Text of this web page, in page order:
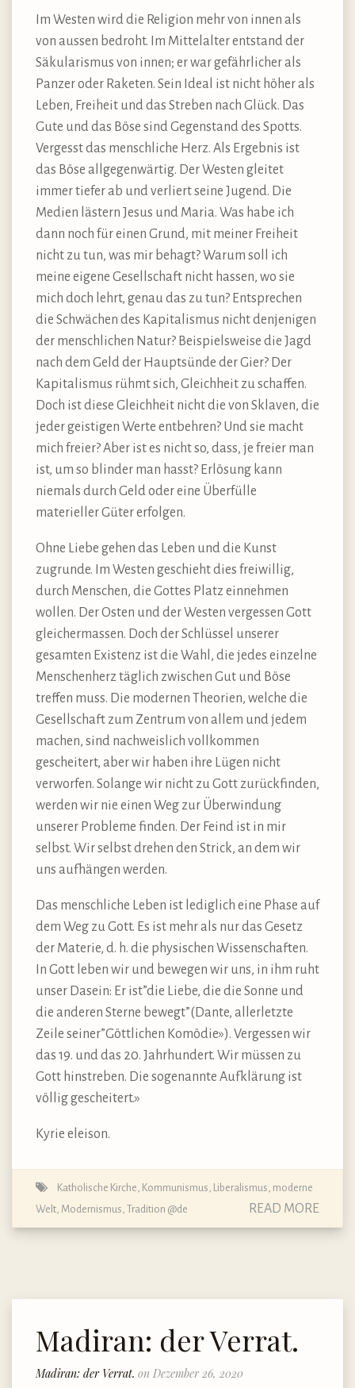
Im Westen wird die Religion mehr von innen als
von aussen bedroht. Im Mittelalter entstand der
Säkularismus von innen; er war gefährlicher als
Panzer oder Raketen. Sein Ideal ist nicht höher als
Leben, Freiheit und das Streben nach Glück. Das
Gute und das Böse sind Gegenstand des Spotts.
Vergesst das menschliche Herz. Als Ergebnis ist
das Böse allgegenwärtig. Der Westen gleitet
immer tiefer ab und verliert seine Jugend. Die
Medien lästern Jesus und Maria. Was habe ich
dann noch für einen Grund, mit meiner Freiheit
nicht zu tun, was mir behagt? Warum soll ich
meine eigene Gesellschaft nicht hassen, wo sie
mich doch lehrt, genau das zu tun? Entsprechen
die Schwächen des Kapitalismus nicht denjenigen
der menschlichen Natur? Beispielsweise die Jagd
nach dem Geld der Hauptsünde der Gier? Der
Kapitalismus rühmt sich, Gleichheit zu schaffen.
Doch ist diese Gleichheit nicht die von Sklaven, die
jeder geistigen Werte entbehren? Und sie macht
mich freier? Aber ist es nicht so, dass, je freier man
ist, um so blinder man hasst? Erlösung kann
niemals durch Geld oder eine Überfülle
materieller Güter erfolgen.
Ohne Liebe gehen das Leben und die Kunst
zugrunde. Im Westen geschieht dies freiwillig,
durch Menschen, die Gottes Platz einnehmen
wollen. Der Osten und der Westen vergessen Gott
gleichermassen. Doch der Schlüssel unserer
gesamten Existenz ist die Wahl, die jedes einzelne
Menschenherz täglich zwischen Gut und Böse
treffen muss. Die modernen Theorien, welche die
Gesellschaft zum Zentrum von allem und jedem
machen, sind nachweislich vollkommen
gescheitert, aber wir haben ihre Lügen nicht
verworfen. Solange wir nicht zu Gott zurückfinden,
werden wir nie einen Weg zur Überwindung
unserer Probleme finden. Der Feind ist in mir
selbst. Wir selbst drehen den Strick, an dem wir
uns aufhängen werden.
Das menschliche Leben ist lediglich eine Phase auf
dem Weg zu Gott. Es ist mehr als nur das Gesetz
der Materie, d. h. die physischen Wissenschaften.
In Gott leben wir und bewegen wir uns, in ihm ruht
unser Dasein: Er ist”die Liebe, die die Sonne und
die anderen Sterne bewegt”(Dante, allerletzte
Zeile seiner”Göttlichen Komödie»). Vergessen wir
das 19. und das 20. Jahrhundert. Wir müssen zu
Gott hinstreben. Die sogenannte Aufklärung ist
völlig gescheitert.»
Kyrie eleison.
Katholische Kirche Kommunismus Liberalismus moderne
Welt Modernismus Tradition @de READ MORE
Madiran: der Verrat.
Madiran: der Verrat. on Dezember 26, 2020